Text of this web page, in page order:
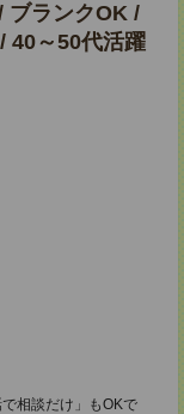
ブランクOK /
40～50代活躍
相談だけ」もOKで